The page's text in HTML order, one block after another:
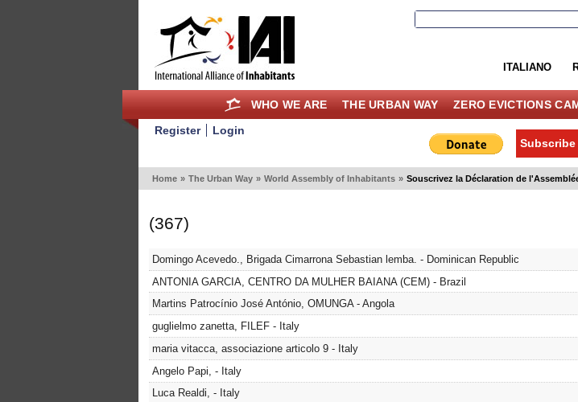
ITALIANO
WHO WE ARE THE URBAN WAY ZERO EVICTIONS
Register
Login
Home » The Urban Way » World Assembly of Inhabitants » Souscrivez la Déclaration de
(367)
Domingo Acevedo., Brigada Cimarrona Sebastian lemba. - Dominican Republic
ANTONIA GARCIA, CENTRO DA MULHER BAIANA (CEM) - Brazil
Martins Patrocínio José António, OMUNGA - Angola
guglielmo zanetta, FILEF - Italy
maria vitacca, associazione articolo 9 - Italy
Angelo Papi, - Italy
Luca Realdi, - Italy